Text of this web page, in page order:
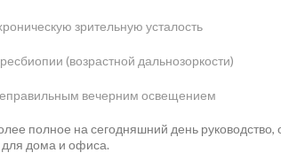
зрительную усталость
(возрастной дальнозоркости)
вечерним освещением
полное на сегодняшний день
дома и офиса.